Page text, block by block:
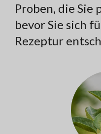
Proben, die Sie
bevor Sie sich
Rezeptur